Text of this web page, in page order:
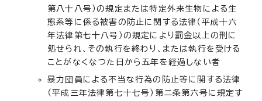
第八十八号）の規定または特定外来生物による生
態系等に係る被害の防止に関する法律（平成十六
年法律第七十八号）の規定により罰金以上の刑に
処せられ、その執行を終わり、または執行を受ける
ことがなくなつた日から五年を経過しない者
暴力団員による不当な行為の防止等に関する法律
（平成三年法律第七十七号）第二条第六号に規定す